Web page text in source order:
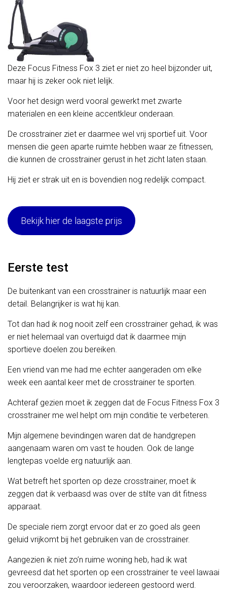
Deze Focus Fitness Fox 3 ziet er niet zo heel bijzonder uit,
maar hij is zeker ook niet lelijk.
Voor het design werd vooral gewerkt met zwarte
materialen en een kleine accentkleur onderaan.
De crosstrainer ziet er daarmee wel vrij sportief uit. Voor
mensen die geen aparte ruimte hebben waar ze fitnessen,
die kunnen de crosstrainer gerust in het zicht laten staan.
Hij ziet er strak uit en is bovendien nog redelijk compact.
Bekijk hier de laagste prijs
Eerste test
De buitenkant van een crosstrainer is natuurlijk maar een
detail. Belangrijker is wat hij kan.
Tot dan had ik nog nooit zelf een crosstrainer gehad, ik was
er niet helemaal van overtuigd dat ik daarmee mijn
sportieve doelen zou bereiken.
Een vriend van me had me echter aangeraden om elke
week een aantal keer met de crosstrainer te sporten.
Achteraf gezien moet ik zeggen dat de Focus Fitness Fox 3
crosstrainer me wel helpt om mijn conditie te verbeteren.
Mijn algemene bevindingen waren dat de handgrepen
aangenaam waren om vast te houden. Ook de lange
lengtepas voelde erg natuurlijk aan.
Wat betreft het sporten op deze crosstrainer, moet ik
zeggen dat ik verbaasd was over de stilte van dit fitness
apparaat.
De speciale riem zorgt ervoor dat er zo goed als geen
geluid vrijkomt bij het gebruiken van de crosstrainer.
Aangezien ik niet zo’n ruime woning heb, had ik wat
gevreesd dat het sporten op een crosstrainer te veel lawaai
zou veroorzaken, waardoor iedereen gestoord werd.